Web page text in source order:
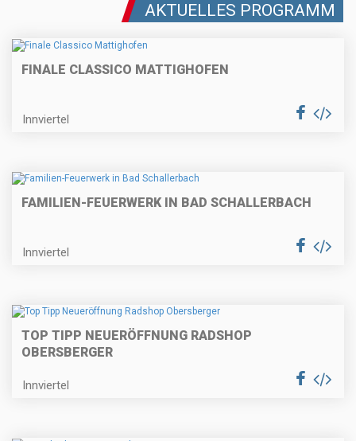
AKTUELLES PROGRAMM
FINALE CLASSICO MATTIGHOFEN
Innviertel
FAMILIEN-FEUERWERK IN BAD SCHALLERBACH
Innviertel
TOP TIPP NEUERÖFFNUNG RADSHOP
OBERSBERGER
Innviertel